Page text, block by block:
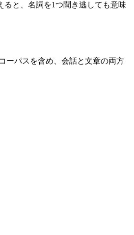
ると、名詞を1つ聞き逃しても意味
ーパスを含め、会話と文章の両方